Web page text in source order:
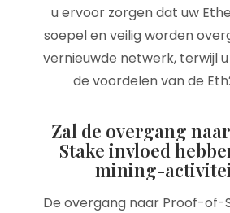
u ervoor zorgen dat uw
soepel en veilig worden
vernieuwde netwerk, terwijl
de voordelen van de
Zal de overgang
Stake invloed
mining-
De overgang naar Proof-of-